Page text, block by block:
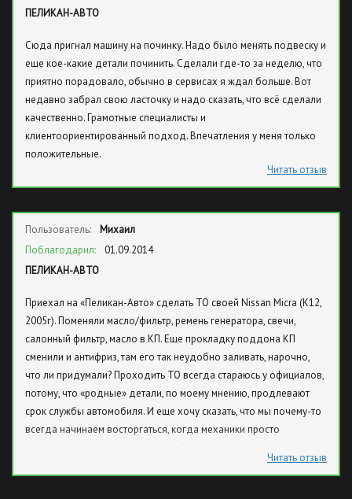
ПЕЛИКАН-АВТО
Сюда пригнал машину на починку. Надо было менять подвеску и
еще кое-какие детали починить. Сделали где-то за неделю, что
приятно порадовало, обычно в сервисах я ждал больше. Вот
недавно забрал свою ласточку и надо сказать, что всё сделали
качественно. Грамотные специалисты и
клиентоориентированный подход. Впечатления у меня только
положительные.
Читать отзыв
Пользователь:
Михаил
Поблагодарил:
01.09.2014
ПЕЛИКАН-АВТО
Приехал на «Пеликан-Авто» сделать ТО своей Nissan Micra (K12,
2005г). Поменяли масло/фильтр, ремень генератора, свечи,
салонный фильтр, масло в КП. Еще прокладку поддона КП
сменили и антифриз, там его так неудобно заливать, нарочно,
что ли придумали? Проходить ТО всегда стараюсь у официалов,
потому, что «родные» детали, по моему мнению, продлевают
срок службы автомобиля. И еще хочу сказать, что мы почему-то
всегда начинаем восторгаться, когда механики просто
Читать отзыв